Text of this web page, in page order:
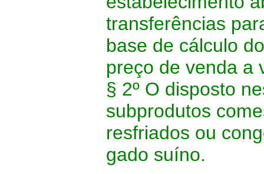
transferências
base de cálculo
preço de venda a
§ 2º O disposto
subprodutos
resfriados ou
gado suíno.